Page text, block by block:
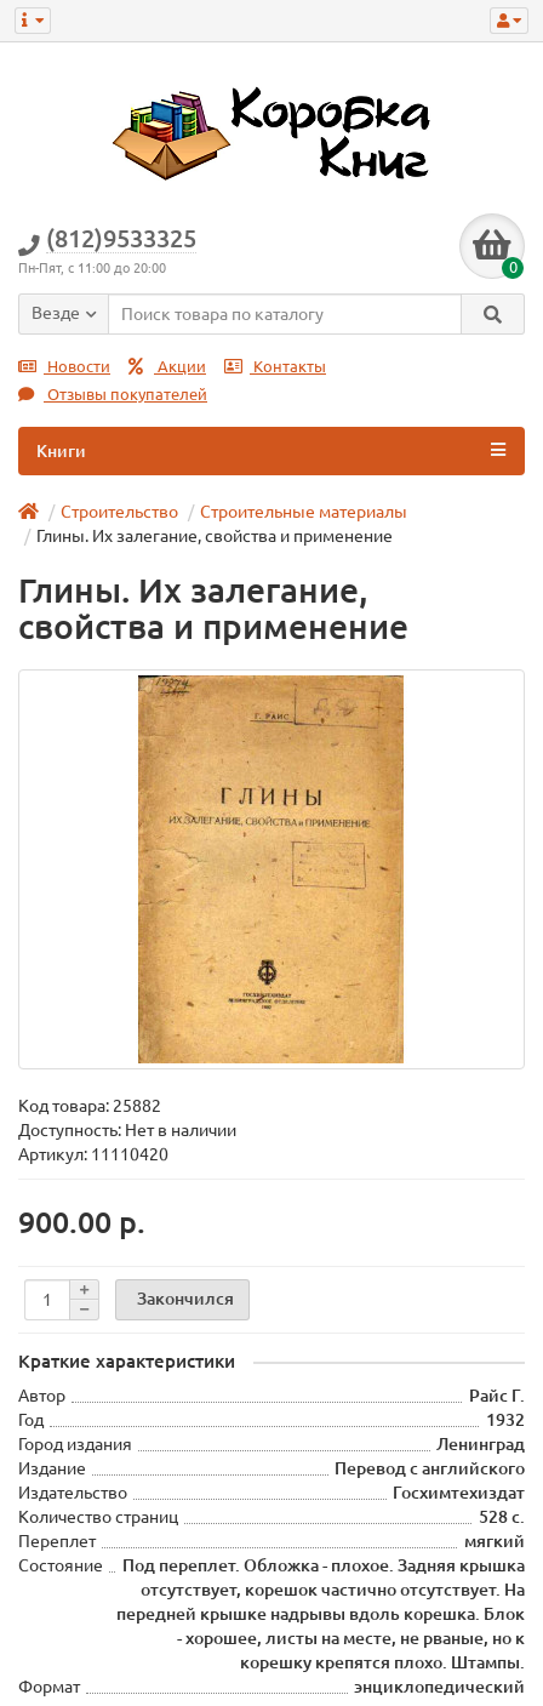
(812)9533325
Пн-Пят, с 11:00 до 20:00 0
Везде
Новости Акции
Контакты
Отзывы покупателей
Книги
Строительство
Строительные материалы
Глины. Их залегание, свойства и применение
Глины. Их залегание,
свойства и применение
Код товара: 25882
Доступность: Нет в наличии
Артикул: 11110420
900.00 р.
Закончился
Краткие характеристики
Автор
Райс Г.
Год
1932
Город издания
Ленинград
Издание
Перевод с английского
Издательство
Госхимтехиздат
Количество страниц
528 с.
Переплет
мягкий
Состояние
Под переплет. Обложка - плохое. Задняя крышка
отсутствует, корешок частично отсутствует. На
передней крышке надрывы вдоль корешка. Блок
- хорошее, листы на месте, не рваные, но к
корешку крепятся плохо. Штампы.
Формат
энциклопедический